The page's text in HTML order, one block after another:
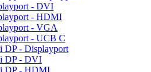
- DVI
- HDMI
- VGA
- UCB C
DP - Displayport
DP - DVI
DP - HDMI